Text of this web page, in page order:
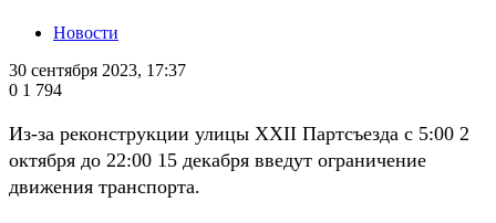
Новости
30 сентября 2023, 17:37
0 1 794
Из-за реконструкции улицы XXII Партсъезда с 5:00 2
октября до 22:00 15 декабря введут ограничение
движения транспорта.